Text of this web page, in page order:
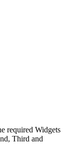
required Widgets
Third and